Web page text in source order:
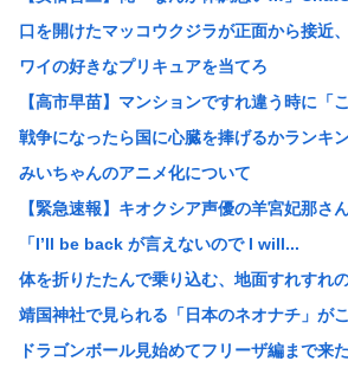
X民「北欧は税金50%で高福祉、日本は税金
独身女性(46)「子供も産めない、この先何
【画像】Hカップグラドル「どんな私も愛し
ウクライナがモスクワに向けて初の弾道ミ
【平成レジェンド】宮沢りえ『サンタフェ
【阿波おどり】女性踊り手を狙った無断撮
シカ「全部喰った」 祭り中止10へ
【画像】例の美人すぎるおにぎり屋、裏で
「かなり小さくなって…」大腸がんで人工
女さん、正論「30過ぎた独身男って20くら
「日本で1番有名なドイツ人」、意見が分か
口を開けたマッコウクジラが正面から接近
ワイの好きなプリキュアを当てろ
【高市早苗】マンションですれ違う時に「
戦争になったら国に心臓を捧げるかランキ
みいちゃんのアニメ化について
【緊急速報】キオクシア声優の羊宮妃那さ
「I’ll be back が言えないので I will...
体を折りたたんで乗り込む、地面すれすれ
靖国神社で見られる「日本のネオナチ」が
ドラゴンボール見始めてフリーザ編まで来